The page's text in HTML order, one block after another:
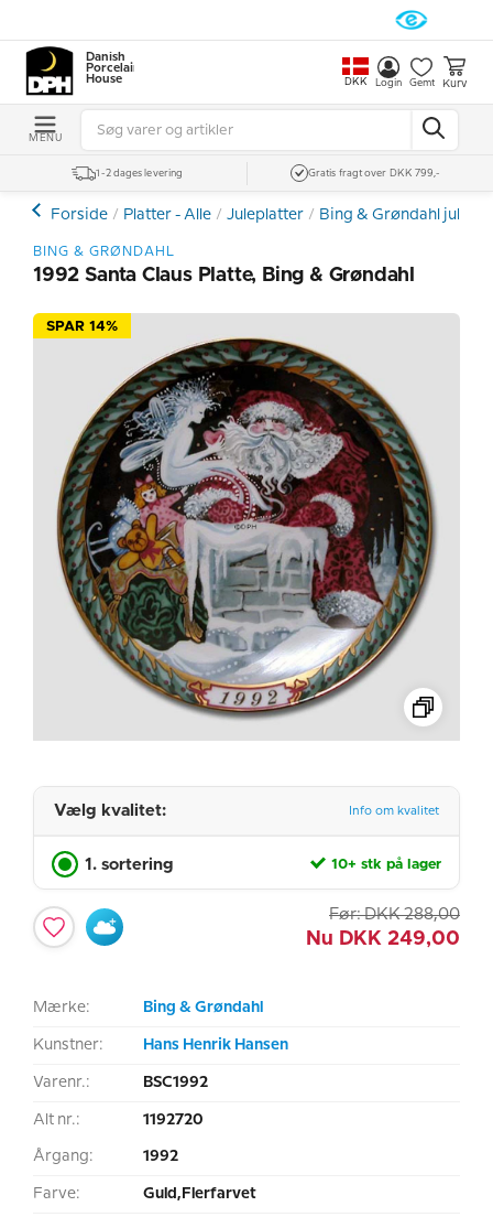
Danish
Porcelain
House
DKK Login Gemt Kurv
MENU
1-2 dages levering Gratis fragt over DKK 799,-
Forside Platter - Alle Juleplatter Bing & Grøndahl
BING & GRØNDAHL
1992 Santa Claus Platte, Bing & Grøndahl
SPAR 14%
Vælg kvalitet: Info om kvalitet
1. sortering 10+ stk på lager
Før: DKK 288,00
Nu DKK 249,00
Mærke: Bing & Grøndahl
Kunstner: Hans Henrik Hansen
Varenr.: BSC1992
Alt nr.: 1192720
Årgang: 1992
Farve: Guld,Flerfarvet